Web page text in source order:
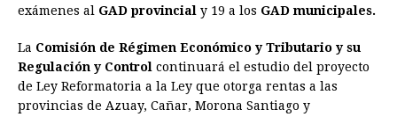
exámenes al GAD provincial y 19 a los GAD municipales.
La Comisión de Régimen Económico y Tributario y su
Regulación y Control continuará el estudio del proyecto
de Ley Reformatoria a la Ley que otorga rentas a las
provincias de Azuay, Cañar, Morona Santiago y